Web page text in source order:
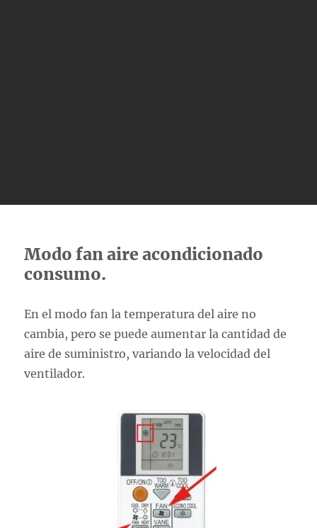
Modo fan aire acondicionado
consumo.
En el modo fan la temperatura del aire no
cambia, pero se puede aumentar la cantidad de
aire de suministro, variando la velocidad del
ventilador.